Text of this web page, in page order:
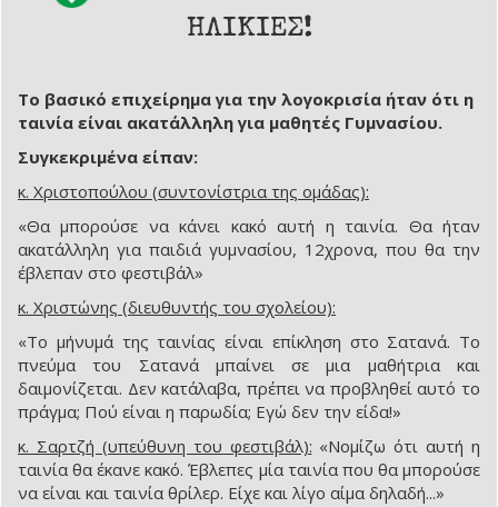
ΗΛΙΚΙΕΣ!
Το βασικό επιχείρημα για την λογοκρισία ήταν ότι η
ταινία είναι ακατάλληλη για μαθητές Γυμνασίου.
Συγκεκριμένα είπαν:
κ. Χριστοπούλου (συντονίστρια της ομάδας):
«Θα μπορούσε να κάνει κακό αυτή η ταινία. Θα ήταν
ακατάλληλη για παιδιά γυμνασίου, 12χρονα, που θα την
έβλεπαν στο φεστιβάλ»
κ. Χριστώνης (διευθυντής του σχολείου):
«Το μήνυμά της ταινίας είναι επίκληση στο Σατανά. Το
πνεύμα του Σατανά μπαίνει σε μια μαθήτρια και
δαιμονίζεται. Δεν κατάλαβα, πρέπει να προβληθεί αυτό το
πράγμα; Πού είναι η παρωδία; Εγώ δεν την είδα!»
κ. Σαρτζή (υπεύθυνη του φεστιβάλ): «Νομίζω ότι αυτή η
ταινία θα έκανε κακό. Έβλεπες μία ταινία που θα μπορούσε
να είναι και ταινία θρίλερ. Είχε και λίγο αίμα δηλαδή...»